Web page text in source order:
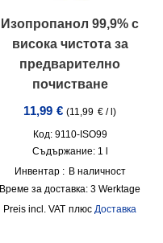
Изопропанол 99,9% с
висока чистота за
предварително
почистване
11,99 € (11,99 € /l)
Код: 9110-ISO99
Съдържание: 1
Инвентар : В наличност
Време за доставка: 3 Werktage
incl. VAT плюс Доставка